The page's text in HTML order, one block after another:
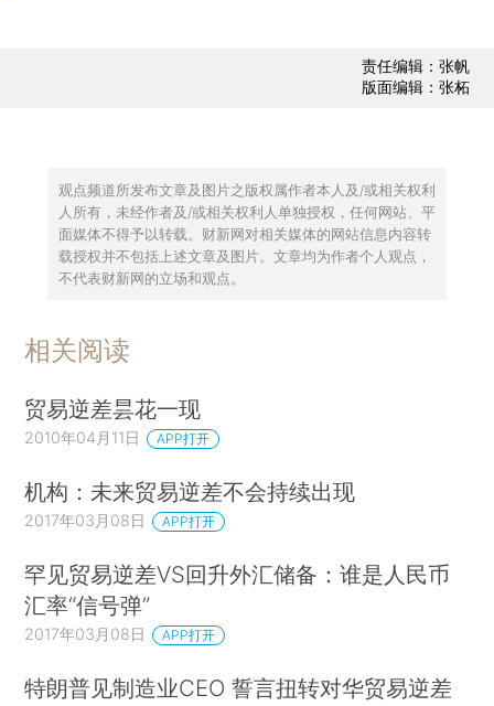
责任编辑：张帆
版面编辑：张柘
观点频道所发布文章及图片之版权属作者本人及/或相关权利
人所有，未经作者及/或相关权利人单独授权，任何网站、平
面媒体不得予以转载。财新网对相关媒体的网站信息内容转
载授权并不包括上述文章及图片。文章均为作者个人观点，
不代表财新网的立场和观点。
相关阅读
贸易逆差昙花一现
2010年04月11日 APP打开
机构：未来贸易逆差不会持续出现
2017年03月08日 APP打开
罕见贸易逆差VS回升外汇储备：谁是人民币
汇率“信号弹”
2017年03月08日 APP打开
特朗普见制造业CEO 誓言扭转对华贸易逆差